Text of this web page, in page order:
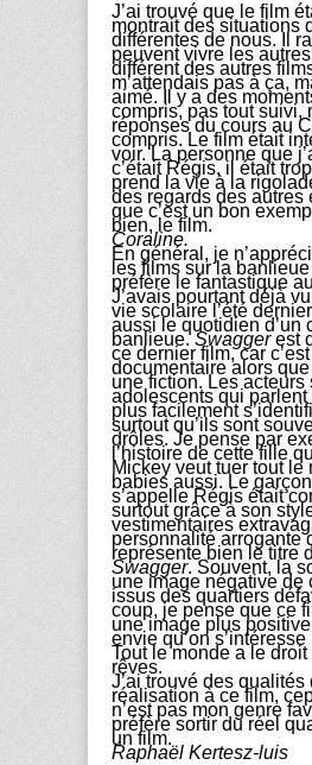
J’ai trouvé que le film
montrait des situations
différentes de nous. Il
peuvent vivre les
différent des autres
m’attendais pas à ça,
aimé. Il y a des
compris, pas tout suivi,
réponses du cours au
compris. Le film était
voir. La personne que
c’était Régis, il était
prend la vie à la
des regards des autres
que c’est un bon
bien, le film.
Coraline.
En général, je
les films sur la
préfère le fantastique
J’avais pourtant déjà
vie scolaire l’été
aussi le quotidien d’un
banlieue.Swaggerest
ce dernier film, car
documentaire alors que
une fiction. Les acteurs
adolescents qui parlent
plus facilement
surtout qu’ils sont
drôles. Je pense par
l’histoire de cette fille
Mickey veut tuer tout le
babies aussi. Le
s’appelle Régis était
surtout grâce à son
vestimentaires
personnalité arrogante
représente bien le titre
Swagger. Souvent, la
une image négative de
issus des quartiers
coup, je pense que ce
une image plus
envie qu’on
Tout le monde a le droit
rêves.
J’ai trouvé des qualités
réalisation à ce film,
n’est pas mon genre
préfère sortir du réel
un film.
Raphaël Kertesz-luis